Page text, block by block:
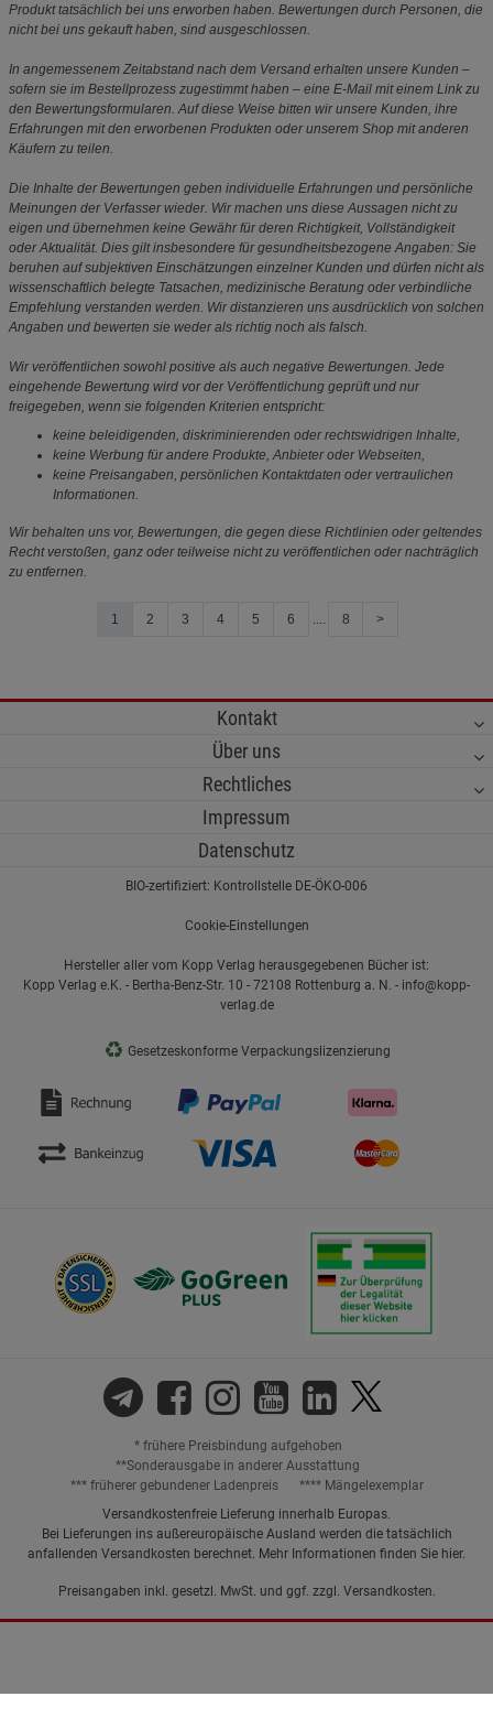
Produkt tatsächlich bei uns erworben haben. Bewertungen durch Personen, die
nicht bei uns gekauft haben, sind ausgeschlossen.
In angemessenem Zeitabstand nach dem Versand erhalten unsere Kunden –
sofern sie im Bestellprozess zugestimmt haben – eine E-Mail mit einem Link zu
den Bewertungsformularen. Auf diese Weise bitten wir unsere Kunden, ihre
Erfahrungen mit den erworbenen Produkten oder unserem Shop mit anderen
Käufern zu teilen.
Die Inhalte der Bewertungen geben individuelle Erfahrungen und persönliche
Meinungen der Verfasser wieder. Wir machen uns diese Aussagen nicht zu
eigen und übernehmen keine Gewähr für deren Richtigkeit, Vollständigkeit
oder Aktualität. Dies gilt insbesondere für gesundheitsbezogene Angaben: Sie
beruhen auf subjektiven Einschätzungen einzelner Kunden und dürfen nicht als
wissenschaftlich belegte Tatsachen, medizinische Beratung oder verbindliche
Empfehlung verstanden werden. Wir distanzieren uns ausdrücklich von solchen
Angaben und bewerten sie weder als richtig noch als falsch.
Wir veröffentlichen sowohl positive als auch negative Bewertungen. Jede
eingehende Bewertung wird vor der Veröffentlichung geprüft und nur
freigegeben, wenn sie folgenden Kriterien entspricht:
keine beleidigenden, diskriminierenden oder rechtswidrigen Inhalte,
keine Werbung für andere Produkte, Anbieter oder Webseiten,
keine Preisangaben, persönlichen Kontaktdaten oder vertraulichen
Informationen.
Wir behalten uns vor, Bewertungen, die gegen diese Richtlinien oder geltendes
Recht verstoßen, ganz oder teilweise nicht zu veröffentlichen oder nachträglich
zu entfernen.
1 2 3 4 5 6 .... 8 >
Kontakt
Über uns
Rechtliches
Impressum
Datenschutz
BIO-zertifiziert: Kontrollstelle DE-ÖKO-006
Cookie-Einstellungen
Hersteller aller vom Kopp Verlag herausgegebenen Bücher ist:
Kopp Verlag e.K. - Bertha-Benz-Str. 10 - 72108 Rottenburg a. N. - info@kopp-
verlag.de
♻ Gesetzeskonforme Verpackungslizenzierung
* frühere Preisbindung aufgehoben
**Sonderausgabe in anderer Ausstattung
*** früherer gebundener Ladenpreis
**** Mängelexemplar
Versandkostenfreie Lieferung innerhalb Europas.
Bei Lieferungen ins außereuropäische Ausland werden die tatsächlich
anfallenden Versandkosten berechnet. Mehr Informationen finden Sie hier.
Preisangaben inkl. gesetzl. MwSt. und ggf. zzgl. Versandkosten.